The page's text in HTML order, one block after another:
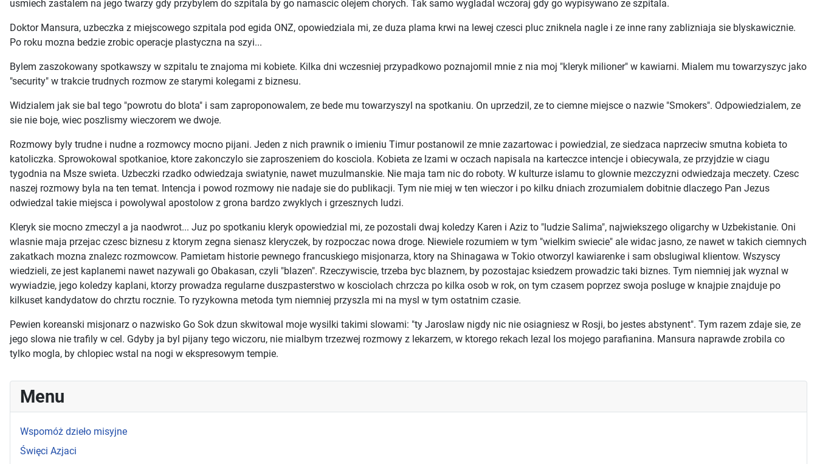
Menu
Wspomóż dzieło misyjne
Święci Azjaci
usmiech zastalem na jego twarzy gdy przybylem do szpitala by go namascic olejem chorych. Tak samo wygladal wczoraj gdy go wypisywano ze szpitala.
Doktor Mansura, uzbeczka z miejscowego szpitala pod egida ONZ, opowiedziala mi, ze duza plama krwi na lewej czesci pluc zniknela nagle i ze inne rany zablizniaja sie blyskawicznie.
Po roku mozna bedzie zrobic operacje plastyczna na szyi...
Bylem zaszokowany spotkawszy w szpitalu te znajoma mi kobiete. Kilka dni wczesniej przypadkowo poznajomil mnie z nia moj "kleryk milioner" w kawiarni. Mialem mu towarzyszyc jako
"security" w trakcie trudnych rozmow ze starymi kolegami z biznesu.
Widzialem jak sie bal tego "powrotu do blota" i sam zaproponowalem, ze bede mu towarzyszyl na spotkaniu. On uprzedzil, ze to ciemne miejsce o nazwie "Smokers". Odpowiedzialem, ze
sie nie boje, wiec poszlismy wieczorem we dwoje.
Rozmowy byly trudne i nudne a rozmowcy mocno pijani. Jeden z nich prawnik o imieniu Timur postanowil ze mnie zazartowac i powiedzial, ze siedzaca naprzeciw smutna kobieta to
katoliczka. Sprowokowal spotkanioe, ktore zakonczylo sie zaproszeniem do kosciola. Kobieta ze lzami w oczach napisala na karteczce intencje i obiecywala, ze przyjdzie w ciagu
tygodnia na Msze swieta. Uzbeczki rzadko odwiedzaja swiatynie, nawet muzulmanskie. Nie maja tam nic do roboty. W kulturze islamu to glownie mezczyzni odwiedzaja meczety. Czesc
naszej rozmowy byla na ten temat. Intencja i powod rozmowy nie nadaje sie do publikacji. Tym nie miej w ten wieczor i po kilku dniach zrozumialem dobitnie dlaczego Pan Jezus
odwiedzal takie miejsca i powolywal apostolow z grona bardzo zwyklych i grzesznych ludzi.
Kleryk sie mocno zmeczyl a ja naodwrot... Juz po spotkaniu kleryk opowiedzial mi, ze pozostali dwaj koledzy Karen i Aziz to "ludzie Salima", najwiekszego oligarchy w Uzbekistanie. Oni
wlasnie maja przejac czesc biznesu z ktorym zegna sienasz kleryczek, by rozpoczac nowa droge. Niewiele rozumiem w tym "wielkim swiecie" ale widac jasno, ze nawet w takich ciemnych
zakatkach mozna znalezc rozmowcow. Pamietam historie pewnego francuskiego misjonarza, ktory na Shinagawa w Tokio otworzyl kawiarenke i sam obslugiwal klientow. Wszyscy
wiedzieli, ze jest kaplanemi nawet nazywali go Obakasan, czyli "blazen". Rzeczywiscie, trzeba byc blaznem, by pozostajac ksiedzem prowadzic taki biznes. Tym niemniej jak wyznal w
wywiadzie, jego koledzy kaplani, ktorzy prowadza regularne duszpasterstwo w kosciolach chrzcza po kilka osob w rok, on tym czasem poprzez swoja posluge w knajpie znajduje po
kilkuset kandydatow do chrztu rocznie. To ryzykowna metoda tym niemniej przyszla mi na mysl w tym ostatnim czasie.
Pewien koreanski misjonarz o nazwisko Go Sok dzun skwitowal moje wysilki takimi slowami: "ty Jaroslaw nigdy nic nie osiagniesz w Rosji, bo jestes abstynent". Tym razem zdaje sie, ze
jego slowa nie trafily w cel. Gdyby ja byl pijany tego wiczoru, nie mialbym trzezwej rozmowy z lekarzem, w ktorego rekach lezal los mojego parafianina. Mansura naprawde zrobila co
tylko mogla, by chlopiec wstal na nogi w ekspresowym tempie.